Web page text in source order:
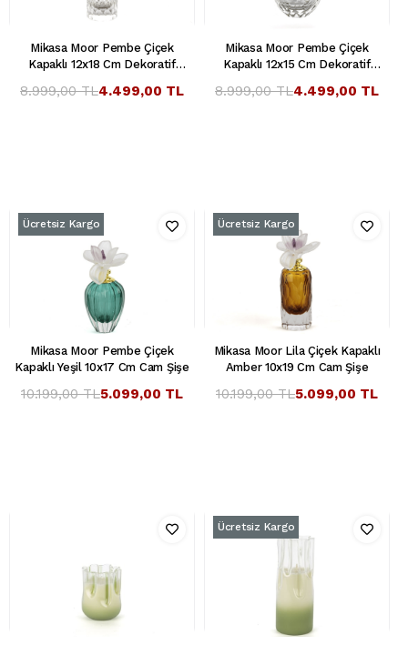
Mikasa Moor Pembe Çiçek
Kapaklı 12x18 Cm Dekoratif
4.499,00 TL
8.999,00 TL
Mikasa Moor Pembe Çiçek
Kapaklı 12x15 Cm Dekoratif
4.499,00 TL
8.999,00 TL
Mikasa Moor Pembe Çiçek
Kapaklı Yeşil 10x17 Cm Cam Şişe
5.099,00 TL
10.199,00 TL
Ücretsiz Kargo
Mikasa Moor Lila Çiçek Kapaklı
Amber 10x19 Cm Cam Şişe
5.099,00 TL
10.199,00 TL
Ücretsiz Kargo
Ücretsiz Kargo